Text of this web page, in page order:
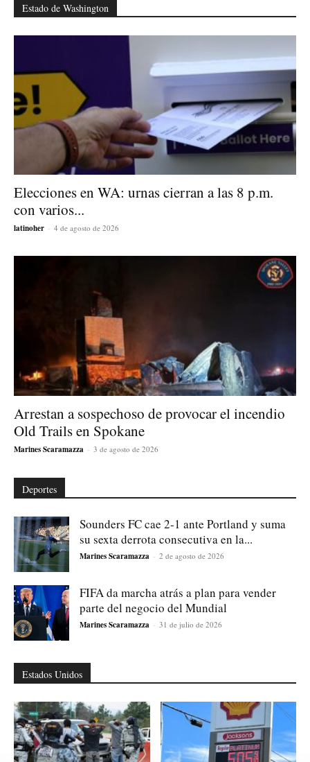
Estado de Washington
Elecciones en WA: urnas cierran a las 8 p.m.
con varios...
latinoher - 4 de agosto de 2026
Arrestan a sospechoso de provocar el incendio
Old Trails en Spokane
Marines Scaramazza - 3 de agosto de 2026
Deportes
Sounders FC cae 2-1 ante Portland y suma
su sexta derrota consecutiva en la...
Marines Scaramazza - 2 de agosto de 2026
FIFA da marcha atrás a plan para vender
parte del negocio del Mundial
Marines Scaramazza - 31 de julio de 2026
Estados Unidos